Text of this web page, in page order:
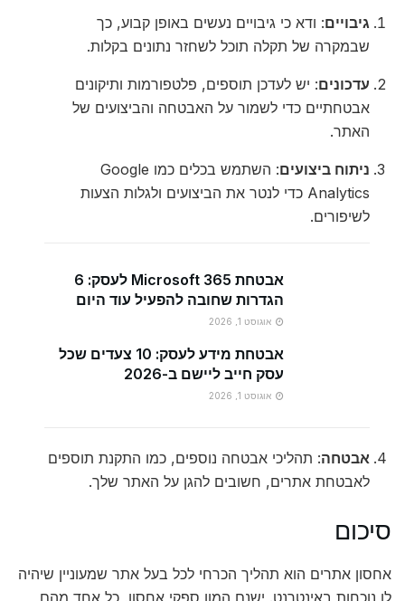
גיבויים: ודא כי גיבויים נעשים באופן קבוע, כך
שבמקרה של תקלה תוכל לשחזר נתונים בקלות.
עדכונים: יש לעדכן תוספים, פלטפורמות ותיקונים
אבטחתיים כדי לשמור על האבטחה והביצועים של
האתר.
ניתוח ביצועים
: השתמש בכלים כמו Google
Analytics כדי לנטר את הביצועים ולגלות הצעות
לשיפורים.
אבטחת Microsoft 365 לעסק: 6
הגדרות שחובה להפעיל עוד היום
אוגוסט 1, 2026
אבטחת מידע לעסק: 10 צעדים שכל
עסק חייב ליישם ב-2026
אוגוסט 1, 2026
אבטחה: תהליכי אבטחה נוספים, כמו התקנת תוספים
לאבטחת אתרים, חשובים להגן על האתר שלך.
סיכום
אחסון אתרים הוא תהליך הכרחי לכל בעל אתר שמעוניין שיהיה
לו נוכחות באינטרנט. ישנם המון ספקי אחסון, כל אחד מהם